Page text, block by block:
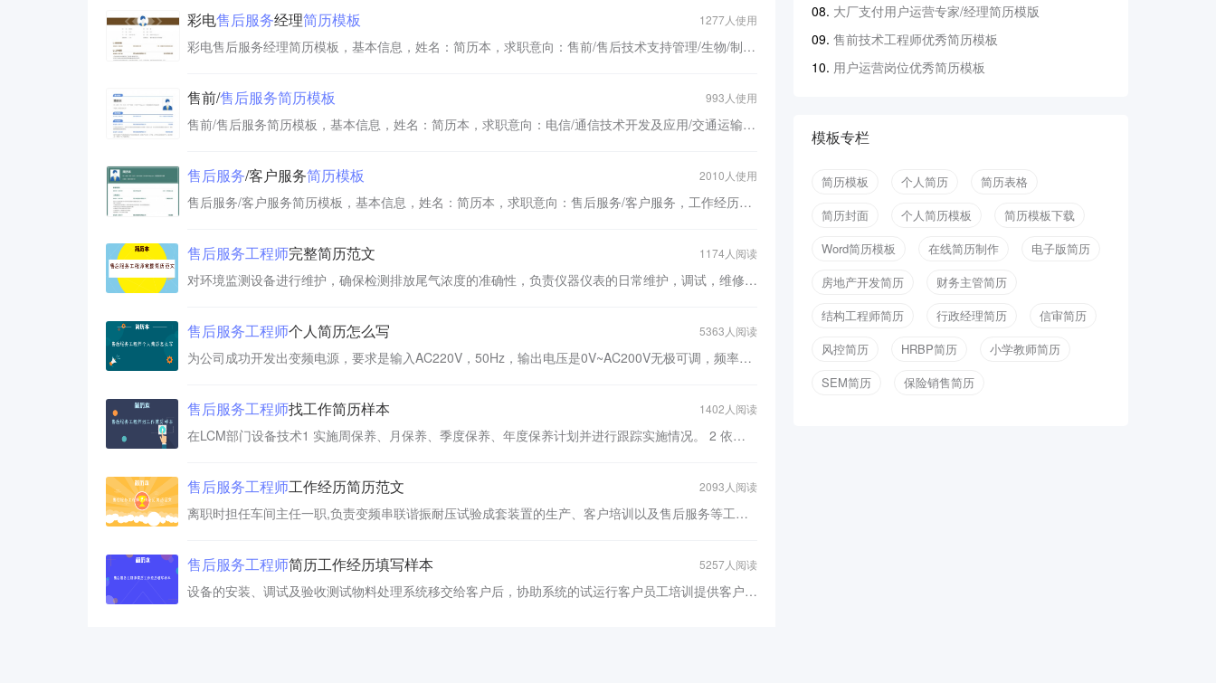
彩电售后服务经理简历模板
彩电售后服务经理简历模板，基本信息，姓名：简历本，求职意向：售前/售后技术支持管理/生物/制药/医疗器械，工作经历：1.区域内海尔彩电品牌所有产品的第一美誉度负责；2.对各产品线在当地的服务网络质量及服务能力负责；3.社会关系平台的搭建和维护：负责当地区域消协、12315、技术监督局、媒体等社会关系的沟通、走访；4.对营销团队的支持：①、客户、用户不良品的及时鉴定、处理；②、当地营销活动的配合....
1277人使用
售前/售后服务简历模板
售前/售后服务简历模板，基本信息，姓名：简历本，求职意向：电信/通信技术开发及应用/交通运输服务/物流/仓储/互联网产品/运营管理/保险，工作经历：广州佛山派送部工作，主要工作是营运系统货物数据导出与整理，货物出入库，与出发营业部沟通配合完成工作，货物系统物流信息更改受理等。...
993人使用
售后服务/客户服务简历模板
售后服务/客户服务简历模板，基本信息，姓名：简历本，求职意向：售后服务/客户服务，工作经历：在该公司主要负责汽车保养和保险理赔专属服务顾问工作。主要工作内容有:1.车辆维修保养预约跟进，保养车辆到店后接待维修，售后维修跟踪服务；2.事故车到店后车辆的接待及赔资料收集；3.车辆报价定损和维修进度反馈客户；4.车辆修好后，索赔资料交付结案。5.整理每天、每月事故车报表...
2010人使用
售后服务工程师完整简历范文
对环境监测设备进行维护，确保检测排放尾气浓度的准确性，负责仪器仪表的日常维护，调试，维修，独立完成各种仪器数据的记录和整理，配合销售人员针对客服的技术培训，现场技术方案的讲解，配合环保部门对环境进行有效的监管。
1174人阅读
售后服务工程师个人简历怎么写
为公司成功开发出变频电源，要求是输入AC220V，50Hz，输出电压是0V~AC200V无极可调，频率是20Hz~300Hz（频率步进0.1Hz，数字控制）。用于接地阻抗测试仪和串联谐振耐压试验成套装置...
5363人阅读
售后服务工程师找工作简历样本
在LCM部门设备技术1 实施周保养、月保养、季度保养、年度保养计划并进行跟踪实施情况。 2 依新产品生产要求，合理规划新设备，并主导设备的安装，调试与验收工作。3 跟进并保持备品备件的库存尤其是重要设备的备品备件的库存。4 负责对车间的设备每日巡访，掌握设备状态，按月提出维修计划。
1402人阅读
售后服务工程师工作经历简历范文
离职时担任车间主任一职,负责变频串联谐振耐压试验成套装置的生产、客户培训以及售后服务等工作。能够独立完成对主变、交联电缆、发电机、GIS等高压试品的绝缘测试。 在工作过程中，积累了丰富的工作经验，对电厂等供电企业的一次二次试验以及各种保护都有一定的了解。 通过这份工作，完成了由普通员工到技术人员的转变。工作之余，学习了KeilC,ProtelDXP,Quartus5.0等EDA
2093人阅读
售后服务工程师简历工作经历填写样本
设备的安装、调试及验收测试物料处理系统移交给客户后，协助系统的试运行客户员工培训提供客户支持，预防性维护，远程/现场调整维护及系统操作等方面服务负责项目调整操作负责备件销售负责现有客户系统的升级，更新及改造业务销售
5257人阅读
大厂支付用户运营专家/经理简历模版
售前技术工程师优秀简历模板
用户运营岗位优秀简历模板
模板专栏
简历模板 个人简历
简历表格
简历封面
个人简历模板
简历模板下载
Word简历模板
在线简历制作
电子版简历
房地产开发简历
财务主管简历
结构工程师简历
行政经理简历
信审简历
风控简历
HRBP简历
小学教师简历
SEM简历
保险销售简历